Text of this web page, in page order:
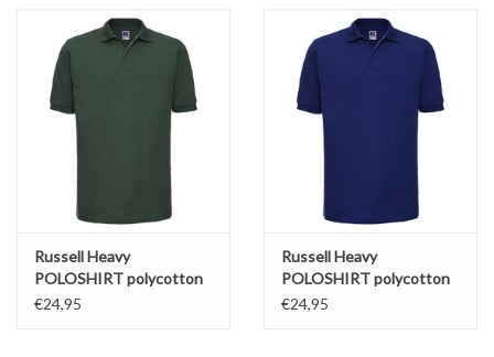
Russell Heavy
POLOSHIRT polycotton
bosgroen
€24,95
Russell Heavy
POLOSHIRT polycotton
kobalt
€24,95